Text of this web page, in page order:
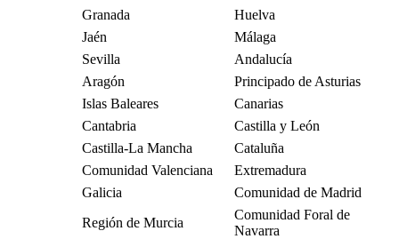
Granada
Huelva
Jaén
Málaga
Sevilla
Andalucía
Aragón
Principado de Asturias
Islas Baleares
Canarias
Cantabria
Castilla y León
Castilla-La Mancha
Cataluña
Comunidad Valenciana
Extremadura
Galicia
Comunidad de Madrid
Región de Murcia
Comunidad Foral de
Navarra